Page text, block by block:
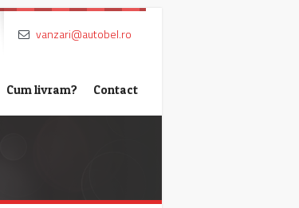
vanzari@autobel.ro
Cum livram? Contact